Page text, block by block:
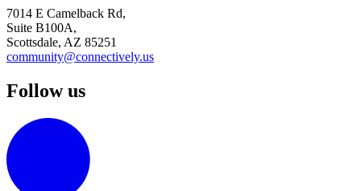
7014 E Camelback Rd,
Suite B100A,
Scottsdale, AZ 85251
community@connectively.us
Follow us